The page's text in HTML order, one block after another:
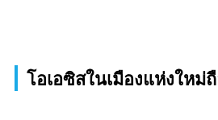
โอเอซิสในเมืองแห่งใหม่